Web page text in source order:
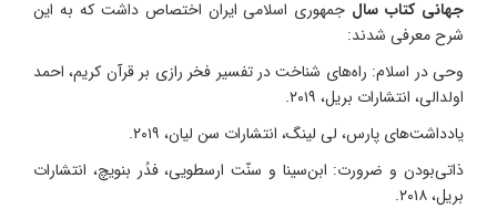
جهانی کتاب سال جمهوری اسلامی ایران اختصاص داشت که به این
شرح معرفی شدند:
وحی در اسلام: راه‌های شناخت در تفسیر فخر رازی بر قرآن کریم، احمد
اولدالی، انتشارات بریل، ۲۰۱۹.
یادداشت‌های پارس، لی لینگ، انتشارات سن لیان، ۲۰۱۹.
ذاتی‌بودن و ضرورت: ابن‌سینا و سنّت ارسطویی، فدُر بنویچ، انتشارات
بریل، ۲۰۱۸.